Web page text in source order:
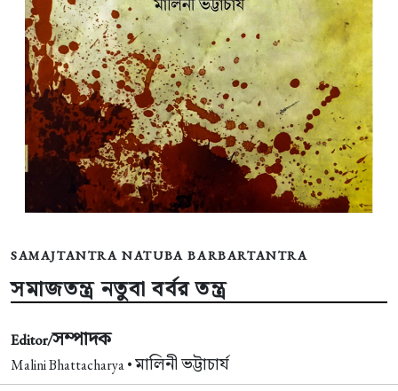
SAMAJTANTRA NATUBA BARBARTANTRA
সমাজতন্ত্র নতুবা বর্বর তন্ত্র
Editor/সম্পাদক
Malini Bhattacharya •মালিনী ভট্টাচার্য